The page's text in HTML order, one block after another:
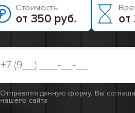
Стоимость:
от 350 руб. от
Отправляя данную форму, Вы
нашего сайта